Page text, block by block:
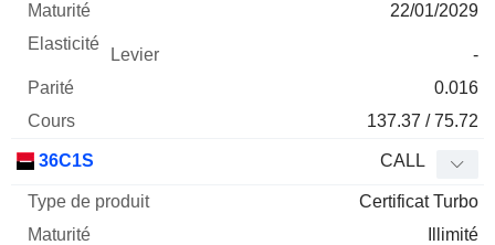
22/01/2029
-
0.016
137.37 / 75.72
36C1S CALL
Certificat Turbo
Illimité